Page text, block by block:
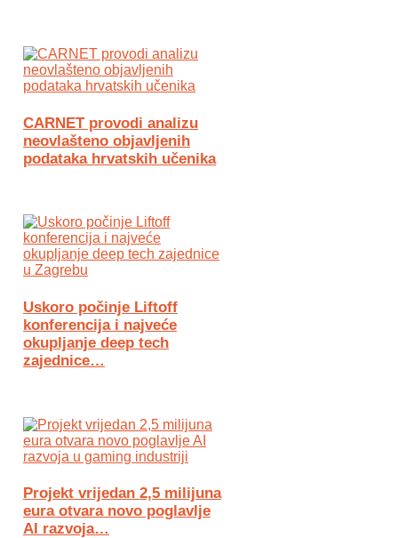
CARNET provodi analizu
neovlašteno objavljenih
podataka hrvatskih učenika
Uskoro počinje Liftoff
konferencija i najveće
okupljanje deep tech
zajednice…
Projekt vrijedan 2,5 milijuna
eura otvara novo poglavlje
AI razvoja…